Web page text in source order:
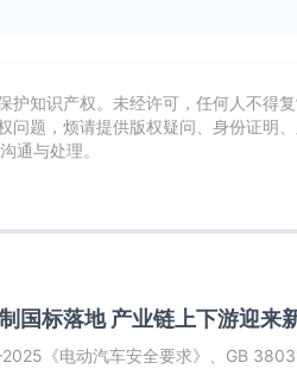
护知识产权。未经许可，任何人不得
问题，烦请提供版权疑问、身份证明
通与处理。
国标落地 产业链上下游迎来
《电动汽车安全要求》、GB